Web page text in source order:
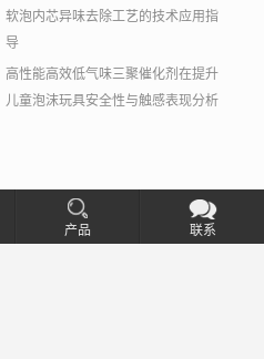
软泡内芯异味去除工艺的技术应用指
导
高性能高效低气味三聚催化剂在提升
儿童泡沫玩具安全性与触感表现分析
产品 联系